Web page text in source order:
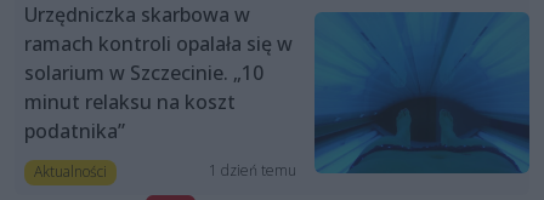
Urzędniczka skarbowa w
ramach kontroli opalała się w
solarium w Szczecinie. „10
minut relaksu na koszt
podatnika”
Aktualności 1 dzień temu